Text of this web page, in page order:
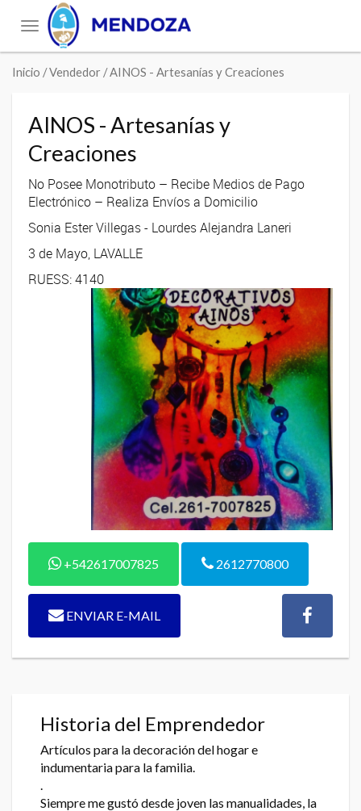
Toggle
navigation
Inicio / Vendedor / AINOS - Artesanías y Creaciones
AINOS - Artesanías y
Creaciones
No Posee Monotributo – Recibe Medios de Pago
Electrónico – Realiza Envíos a Domicilio
Sonia Ester Villegas - Lourdes Alejandra Laneri
3 de Mayo, LAVALLE
RUESS: 4140
+542617007825 2612770800
ENVIAR E-MAIL
Historia del Emprendedor
Artículos para la decoración del hogar e
indumentaria para la familia.
.
Siempre me gustó desde joven las manualidades, la